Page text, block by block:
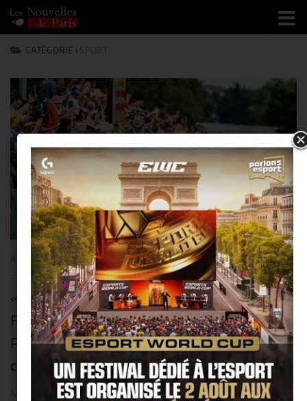
Skip to content
CATÉGORIE :
AUTOMOBILE /BUSINESS /CYCLISME/PEOPLE /SORTIR/SPORT
3 AOÛT 2026
« Škoda Auto » soutient le « Tour de France
Femmes » avec Zwift, en tant que
Partenaire Officiel principal, pour la
cinquième année consécutive !!
Mladá Boleslav, le 30 juillet 2026 – Škoda Auto soutient le